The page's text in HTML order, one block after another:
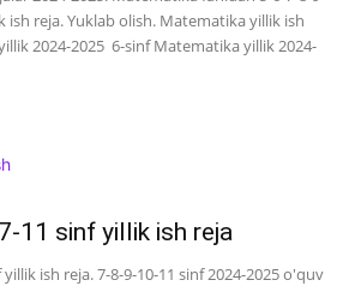
ish reja. Yuklab olish. Matematika yillik ish
2024-2025 6-sinf Matematika yillik 2024-
11 sinf yillik ish reja
ish reja. 7-8-9-10-11 sinf 2024-2025 o'quv